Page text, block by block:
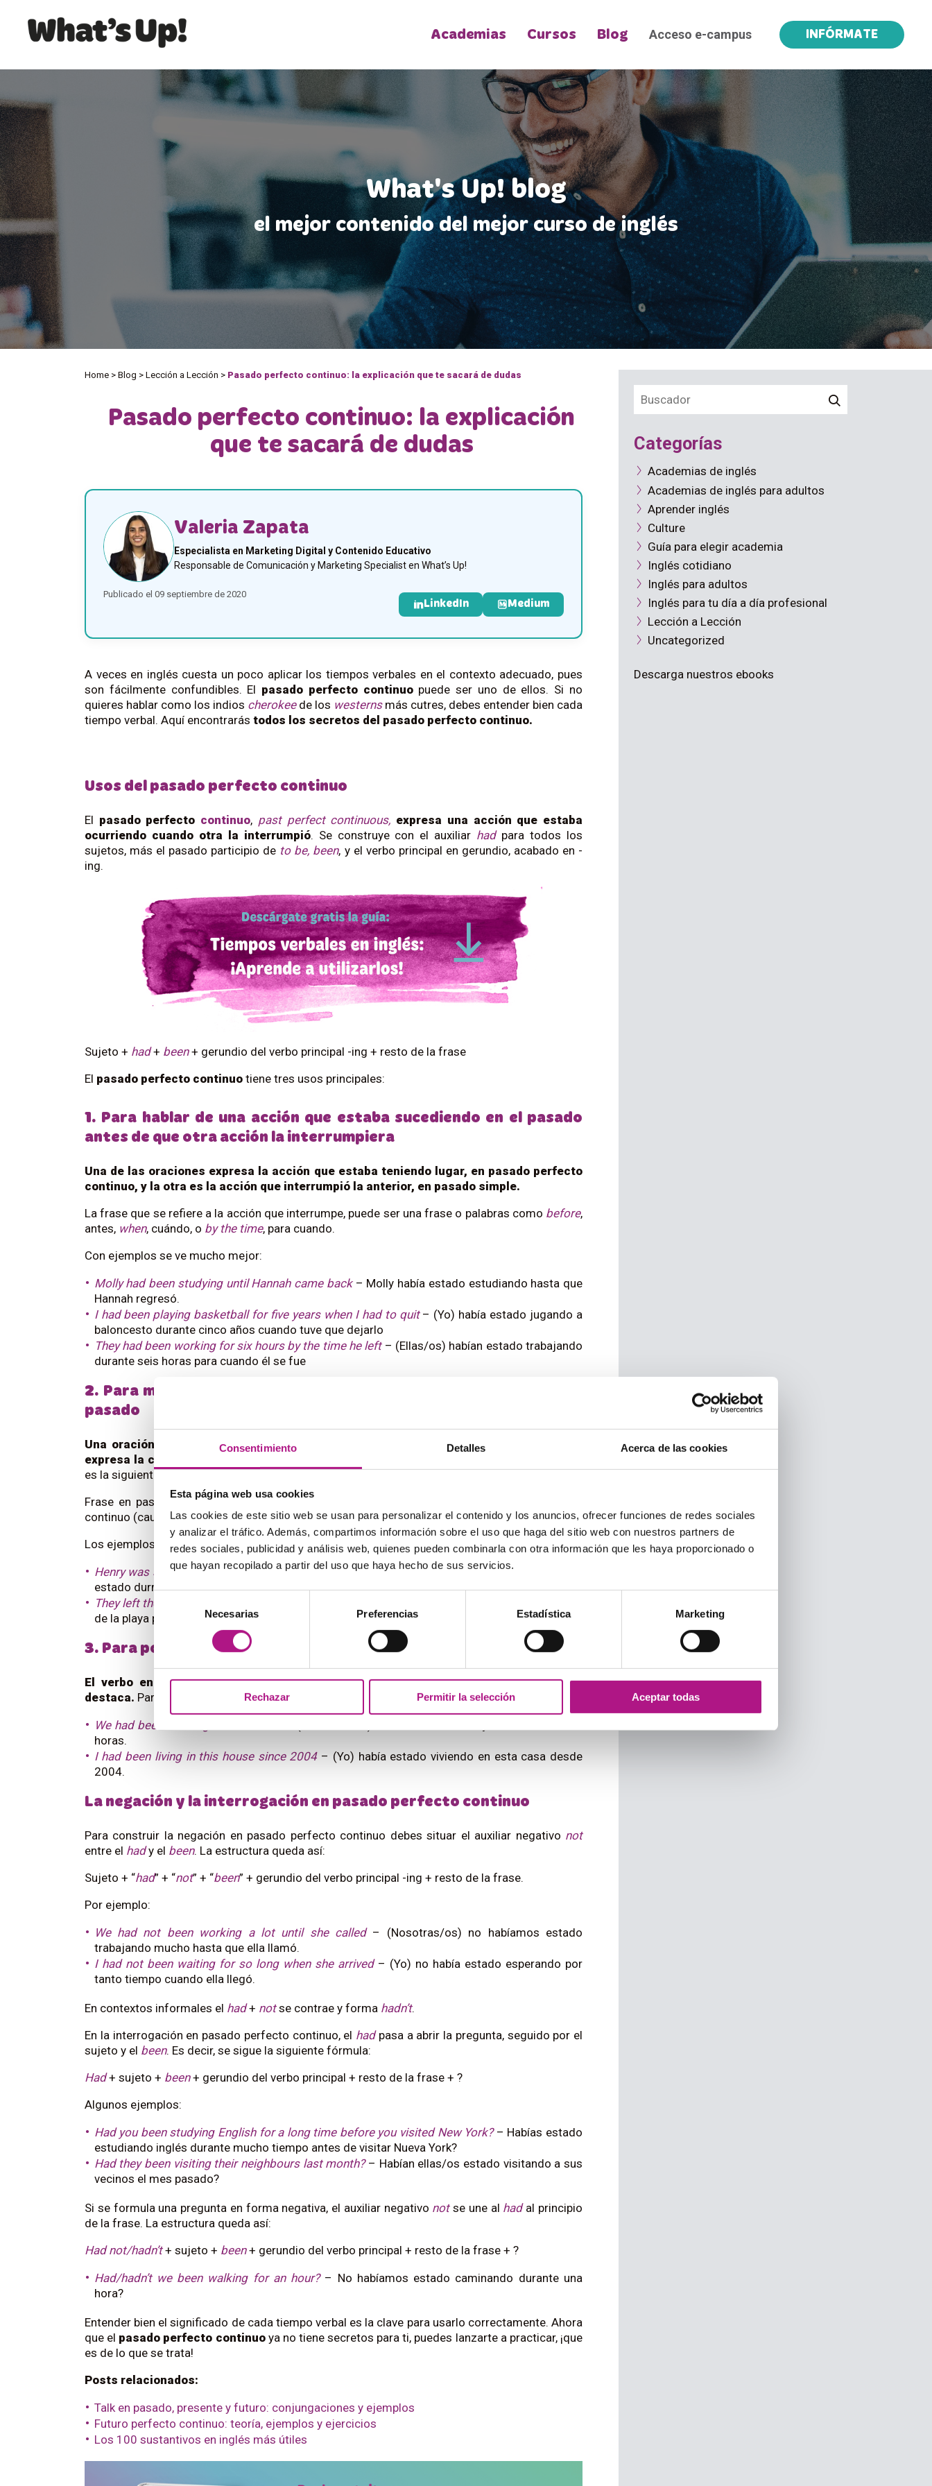
Consentimiento Detalles Acerca de las cookies
Esta página web usa cookies
Las cookies de este sitio web se usan para personalizar el contenido y los anuncios, ofrecer funciones de redes sociales
y analizar el tráfico. Además, compartimos información sobre el uso que haga del sitio web con nuestros partners de
redes sociales, publicidad y análisis web, quienes pueden combinarla con otra información que les haya proporcionado o
que hayan recopilado a partir del uso que haya hecho de sus servicios.
de
consentimiento
Necesarias Preferencias Estadística Marketing
Rechazar Permitir la selección Aceptar todas
Academias Cursos Blog Acceso e-campus INFÓRMATE
What's Up! blog
el mejor contenido del mejor curso de inglés
Home > Blog > Lección a Lección > Pasado perfecto continuo: la explicación que te sacará de dudas
Pasado perfecto continuo: la explicación
que te sacará de dudas
Valeria Zapata
Especialista en Marketing Digital y Contenido Educativo
Responsable de Comunicación y Marketing Specialist en What’s Up!
Publicado el 09 septiembre de 2020
LinkedIn Medium
A veces en inglés cuesta un poco aplicar los tiempos verbales en el contexto adecuado, pues
son fácilmente confundibles. El pasado perfecto continuopuede ser uno de ellos. Si no
quieres hablar como los indios cherokeede los westernsmás cutres, debes entender bien cada
tiempo verbal. Aquí encontrarás todos los secretos del pasado perfecto continuo.
Usos del pasado perfecto continuo
El pasado perfecto continuo, past perfect continuous, expresa una acción que estaba
ocurriendo cuando otra la interrumpió. Se construye con el auxiliar hadpara todos los
sujetos, más el pasado participio de to be, been, y el verbo principal en gerundio, acabado en -
ing.
Sujeto + had+ been+ gerundio del verbo principal -ing + resto de la frase
El pasado perfecto continuo tiene tres usos principales:
1. Para hablar de una acción que estaba sucediendo en el pasado
antes de que otra acción la interrumpiera
Una de las oraciones expresa la acción que estaba teniendo lugar, en pasado perfecto
continuo, y la otra es la acción que interrumpió la anterior, en pasado simple.
La frase que se refiere a la acción que interrumpe, puede ser una frase o palabras como before,
antes, when, cuándo, o by the time, para cuando.
Con ejemplos se ve mucho mejor:
Molly had been studying until Hannah came back– Molly había estado estudiando hasta que
Hannah regresó.
I had been playing basketball for five years when I had to quit– (Yo) había estado jugando a
baloncesto durante cinco años cuando tuve que dejarlo
They had been working for six hours by the time he left– (Ellas/os) habían estado trabajando
durante seis horas para cuando él se fue
2. Para mostrar causa y efecto entre dos hechos sucedidos en el
pasado
Una oración expresa el efecto, y se conjuga en pasado simple, mientras que la otra
expresa la causa
es la siguiente:
Frase en pasado simple (efecto) +because
continuo (causa)
Los ejemplos lo muestran mejor:
Henry was sick because he had been sleeping outside– Henry estaba enfermo porque había
estado durmiendo fuera.
They left the beach because the baby had been eating a lot of sand
de la playa porque el bebé había estado comiendo mucha arena.
3. Para poner énfasis en la duración de una acción
El verbo en gerundio indica una acción de duración prolongada en el tiempo, y la
destaca. Para ello, se acostumbran a usar las palabras por/durante) ysince (desde).
We had been working for ten hours
horas.
I had been living in this house since 2004– (Yo) había estado viviendo en esta casa desde
2004.
La negación y la interrogación en pasado perfecto continuo
Para construir la negación en pasado perfecto continuo debes situar el auxiliar negativo not
entre el hady el been. La estructura queda así:
Sujeto + “had” + “not” + “been” + gerundio del verbo principal -ing + resto de la frase.
Por ejemplo:
We had not been working a lot until she called– (Nosotras/os) no habíamos estado
trabajando mucho hasta que ella llamó.
I had not been waiting for so long when she arrived– (Yo) no había estado esperando por
tanto tiempo cuando ella llegó.
En contextos informales el had+ notse contrae y forma hadn’t.
En la interrogación en pasado perfecto continuo, el hadpasa a abrir la pregunta, seguido por el
sujeto y el been. Es decir, se sigue la siguiente fórmula:
Had+ sujeto + been+ gerundio del verbo principal + resto de la frase + ?
Algunos ejemplos:
Had you been studying English for a long time before you visited New York?– Habías estado
estudiando inglés durante mucho tiempo antes de visitar Nueva York?
Had they been visiting their neighbours last month?– Habían ellas/os estado visitando a sus
vecinos el mes pasado?
Si se formula una pregunta en forma negativa, el auxiliar negativo notse une al hadal principio
de la frase. La estructura queda así:
Had not/hadn’t+ sujeto + been+ gerundio del verbo principal + resto de la frase + ?
Had/hadn’t we been walking for an hour?– No habíamos estado caminando durante una
hora?
Entender bien el significado de cada tiempo verbal es la clave para usarlo correctamente. Ahora
que el pasado perfecto continuoya no tiene secretos para ti, puedes lanzarte a practicar, ¡que
es de lo que se trata!
Posts relacionados:
Talk en pasado, presente y futuro: conjungaciones y ejemplos
Futuro perfecto continuo: teoría, ejemplos y ejercicios
Los 100 sustantivos en inglés más útiles
Categorías
Academias de inglés
Academias de inglés para adultos
Aprender inglés
Culture
Guía para elegir academia
Inglés cotidiano
Inglés para adultos
Inglés para tu día a día profesional
Lección a Lección
Uncategorized
Descarga nuestros ebooks